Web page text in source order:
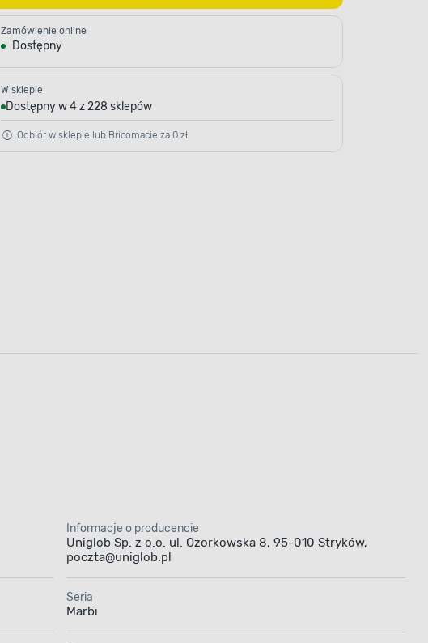
Zamówienie online
Dostępny
W sklepie
Dostępny w 4 z 228 sklepów
Odbiór w sklepie lub Bricomacie za 0 zł
Informacje o producencie
Uniglob Sp. z o.o. ul. Ozorkowska 8, 95-010 Stryków,
poczta@uniglob.pl
Seria
Marbi